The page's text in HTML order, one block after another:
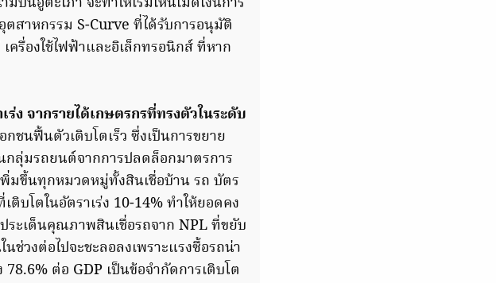
ตสาหกรรม S-Curve ที่ได้รับการอนุมัติ
ครื่องใช้ไฟฟ้าและอิเล็กทรอนิกส์ ที่หาก
ง จากรายได้เกษตรกรที่ทรงตัวในระดับ
กชนฟื้นตัวเติบโตเร็ว ซึ่งเป็นการขยาย
ลุ่มรถยนต์จากการปลดล็อกมาตรการ
มขึ้นทุกหมวดหมู่ทั้งสินเชื่อบ้าน รถ บัตร
บโตในอัตราเร่ง 10-14% ทำให้ยอดคง
ระเด็นคุณภาพสินเชื่อรถจาก NPL ที่ขยับ
ช่วงต่อไปจะชะลอลงเพราะแรงซื้อรถน่า
ต่อ GDP เป็นข้อจำกัดการเติบโต